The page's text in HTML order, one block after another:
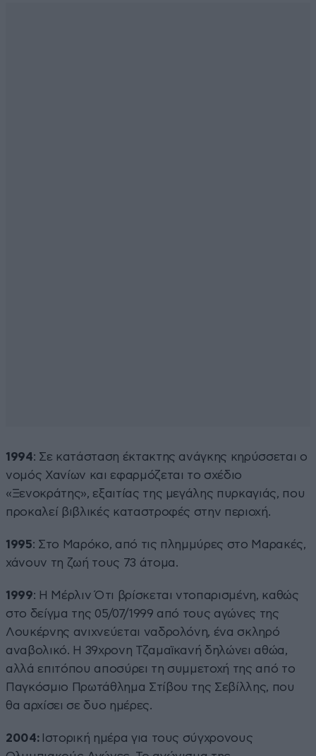
1994: Σε κατάσταση έκτακτης ανάγκης κηρύσσεται ο
νομός Χανίων και εφαρμόζεται το σχέδιο
«Ξενοκράτης», εξαιτίας της μεγάλης πυρκαγιάς, που
προκαλεί βιβλικές καταστροφές στην περιοχή.
1995: Στο Μαρόκο, από τις πλημμύρες στο Μαρακές,
χάνουν τη ζωή τους 73 άτομα.
1999: Η Μέρλιν Ότι βρίσκεται ντοπαρισμένη, καθώς
στο δείγμα της 05/07/1999 από τους αγώνες της
Λουκέρνης ανιχνεύεται ναδρολόνη, ένα σκληρό
αναβολικό. Η 39χρονη Τζαμαϊκανή δηλώνει αθώα,
αλλά επιτόπου αποσύρει τη συμμετοχή της από το
Παγκόσμιο Πρωτάθλημα Στίβου της Σεβίλλης, που
θα αρχίσει σε δυο ημέρες.
2004: Ιστορική ημέρα για τους σύγχρονους